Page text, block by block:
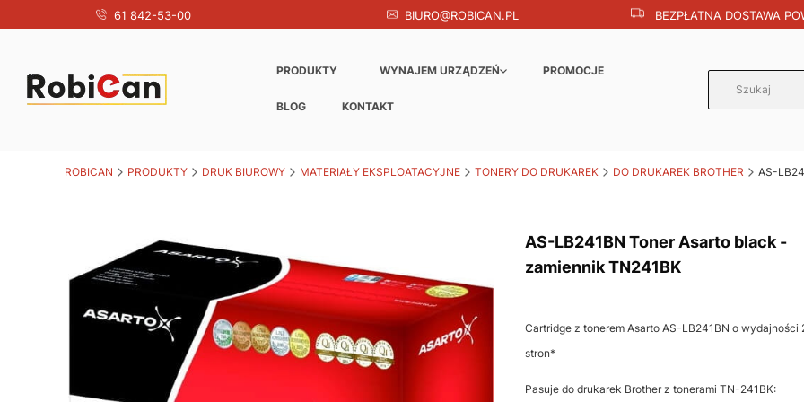
61 842-53-00 BIURO@ROBICAN.PL BEZPŁATNA DOSTAWA
PRODUKTY WYNAJEM URZĄDZEŃ PROMOCJE
BLOG KONTAKT
ROBICAN PRODUKTY DRUK BIUROWY MATERIAŁY EKSPLOATACYJNE TONERY DO DRUKAREK DO DRUKAREK BROTHER AS-
AS-LB241BN Toner Asarto black -
zamiennik TN241BK
Cartridge z tonerem Asarto AS-LB241BN o wydajności
stron*
Pasuje do drukarek Brother z tonerami TN-241BK: